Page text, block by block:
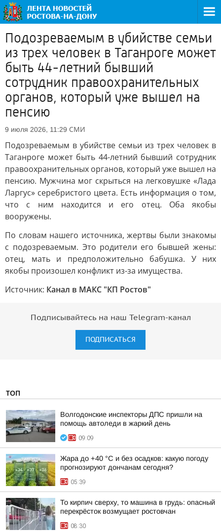
Подозреваемым в убийстве семьи
из трех человек в Таганроге может
быть 44-летний бывший
сотрудник правоохранительных
органов, который уже вышел на
пенсию
9 июля 2026, 11:29 СМИ
Подозреваемым в убийстве семьи из трех человек в
Таганроге может быть 44-летний бывший сотрудник
правоохранительных органов, который уже вышел на
пенсию. Мужчина мог скрыться на легковушке «Лада
Ларгус» серебристого цвета. Есть информация о том,
что с ним находится и его отец. Оба якобы
вооружены.
По словам нашего источника, жертвы были знакомы
с подозреваемым. Это родители его бывшей жены:
отец, мать и предположительно бабушка. У них
якобы произошел конфликт из-за имущества.
Источник: Канал в МАКС "КП Ростов"
Подписывайтесь на наш Telegram-канал
ПОДПИСАТЬСЯ
ТОП
Волгодонские инспекторы ДПС пришли на
помощь автоледи в жаркий день
09:09
Жара до +40 °С и без осадков: какую погоду
прогнозируют дончанам сегодня?
05:39
То кирпич сверху, то машина в грудь: опасный
перекрёсток возмущает ростовчан
08:30